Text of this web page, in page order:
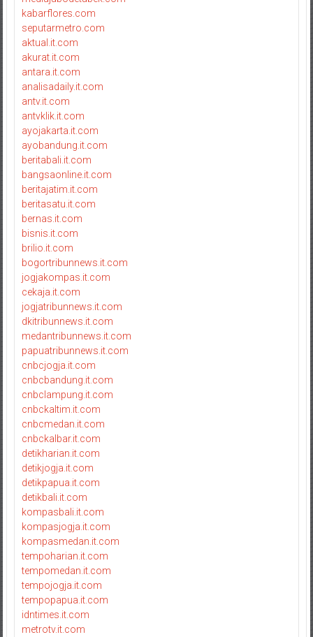
kabarflores.com
seputarmetro.com
aktual.it.com
akurat.it.com
antara.it.com
analisadaily.it.com
antv.it.com
antvklik.it.com
ayojakarta.it.com
ayobandung.it.com
beritabali.it.com
bangsaonline.it.com
beritajatim.it.com
beritasatu.it.com
bernas.it.com
bisnis.it.com
brilio.it.com
bogortribunnews.it.com
jogjakompas.it.com
cekaja.it.com
jogjatribunnews.it.com
dkitribunnews.it.com
medantribunnews.it.com
papuatribunnews.it.com
cnbcjogja.it.com
cnbcbandung.it.com
cnbclampung.it.com
cnbckaltim.it.com
cnbcmedan.it.com
cnbckalbar.it.com
detikharian.it.com
detikjogja.it.com
detikpapua.it.com
detikbali.it.com
kompasbali.it.com
kompasjogja.it.com
kompasmedan.it.com
tempoharian.it.com
tempomedan.it.com
tempojogja.it.com
tempopapua.it.com
idntimes.it.com
metrotv.it.com